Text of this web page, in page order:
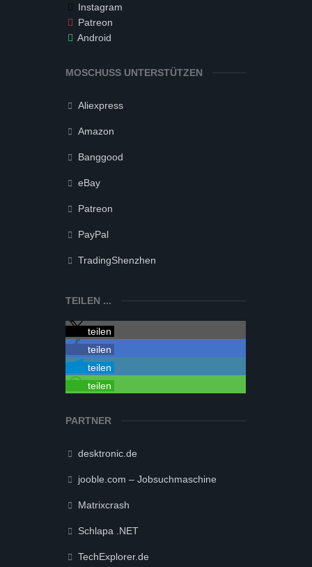
Instagram
Patreon
Android
MOSCHUSS UNTERSTÜTZEN
Aliexpress
Amazon
Banggood
eBay
Patreon
PayPal
TradingShenzhen
TEILEN ...
teilen
teilen
teilen
teilen
PARTNER
desktronic.de
jooble.com – Jobsuchmaschine
Matrixcrash
Schlapa .NET
TechExplorer.de